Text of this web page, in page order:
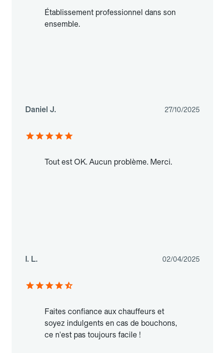
Établissement professionnel dans son
ensemble.
Daniel J. 27/10/2025
Tout est OK. Aucun problème. Merci.
I. L. 02/04/2025
Faites confiance aux chauffeurs et
soyez indulgents en cas de bouchons,
ce n'est pas toujours facile !